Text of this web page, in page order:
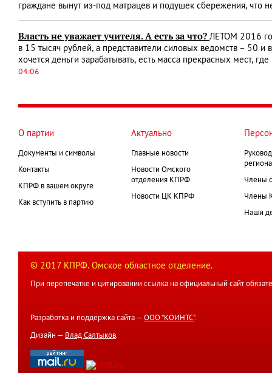
граждане вынут из-под матрацев и подушек сбережения, что
Власть не уважает учителя. А есть за что? ЛЕТОМ 2016
в 15 тысяч рублей, а представители силовых ведомств – 50
хочется деньги зарабатывать, есть масса прекрасных мест,
04:06
О партии
Документы и символы
Контакты
КПРФ в вашем округе
Как вступить в партию
Актуально
Главные новости
Новости Омского
отделения КПРФ
Новости ЦК КПРФ
Члены
Члены
Наши
© 2017 КПРФ. Омское областное отделение.
При перепечатке и цитировании ссылка на официальный сайт
Разработка и поддержка сайта — ООО "КОИНТС".
Дизайн — Влад Салтыков.